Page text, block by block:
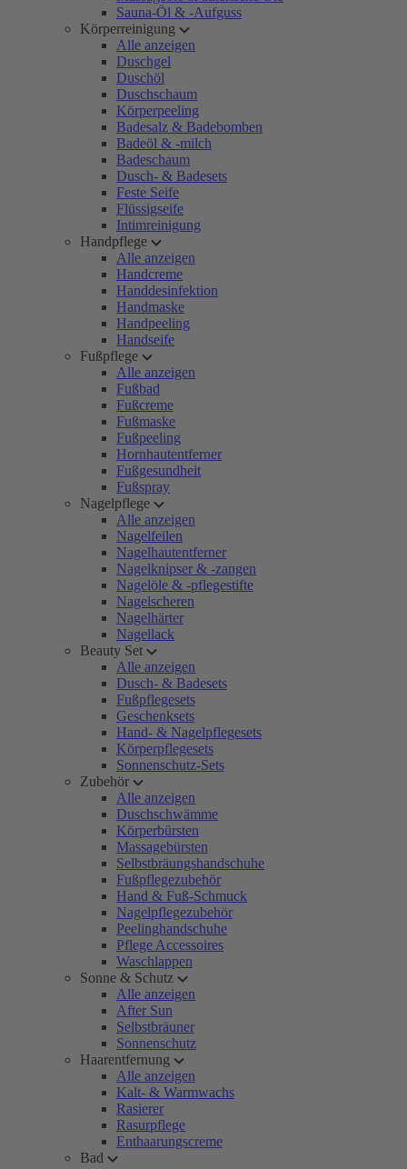
Sauna-Öl & -Aufguss
Körperreinigung
Alle anzeigen
Duschgel
Duschöl
Duschschaum
Körperpeeling
Badesalz & Badebomben
Badeöl & -milch
Badeschaum
Dusch- & Badesets
Feste Seife
Flüssigseife
Intimreinigung
Handpflege
Alle anzeigen
Handcreme
Handdesinfektion
Handmaske
Handpeeling
Handseife
Fußpflege
Alle anzeigen
Fußbad
Fußcreme
Fußmaske
Fußpeeling
Hornhautentferner
Fußgesundheit
Fußspray
Nagelpflege
Alle anzeigen
Nagelfeilen
Nagelhautentferner
Nagelknipser & -zangen
Nagelöle & -pflegestifte
Nagelscheren
Nagelhärter
Nagellack
Beauty Set
Alle anzeigen
Dusch- & Badesets
Fußpflegesets
Geschenksets
Hand- & Nagelpflegesets
Körperpflegesets
Sonnenschutz-Sets
Zubehör
Alle anzeigen
Duschschwämme
Körperbürsten
Massagebürsten
Selbstbräungshandschuhe
Fußpflegezubehör
Hand & Fuß-Schmuck
Nagelpflegezubehör
Peelinghandschuhe
Pflege Accessoires
Waschlappen
Sonne & Schutz
Alle anzeigen
After Sun
Selbstbräuner
Sonnenschutz
Haarentfernung
Alle anzeigen
Kalt- & Warmwachs
Rasierer
Rasurpflege
Enthaarungscreme
Bad